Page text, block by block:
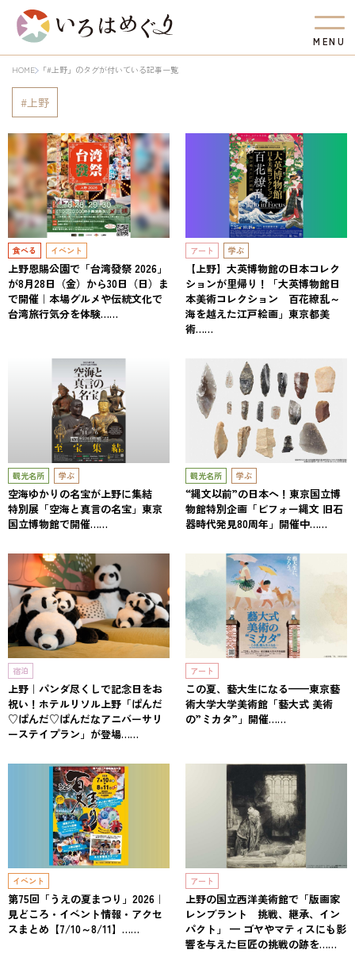
M EN U
HOME 「#上野」のタグが付いている記事一覧
上野
食べる イベント
上野恩賜公園で「台湾發祭 2026」
が8月28日（金）から30日（日）ま
で開催｜本場グルメや伝統文化で
台湾旅行気分を体験……
アート 学ぶ
【上野】大英博物館の日本コレク
ションが里帰り！「大英博物館日
本美術コレクション 百花繚乱～
海を越えた江戸絵画」東京都美
術……
観光名所 学ぶ
空海ゆかりの名宝が上野に集結
特別展「空海と真言の名宝」東京
国立博物館で開催……
観光名所 学ぶ
“縄文以前”の日本へ！東京国立博
物館特別企画「ビフォー縄文 旧石
器時代発見80周年」開催中……
宿泊
上野｜パンダ尽くしで記念日をお
祝い！ホテルリソル上野「ぱんだ
♡ぱんだ♡ぱんだなアニバーサリ
ーステイプラン」が登場……
アート
この夏、藝大生になる——東京藝
術大学大学美術館「藝大式 美術
の”ミカタ”」開催……
イベント
第75回「うえの夏まつり」2026｜
見どころ・イベント情報・アクセ
スまとめ【7/10～8/11】……
アート
上野の国立西洋美術館で「版画家
レンブラント 挑戦、継承、イン
パクト」 — ゴヤやマティスにも影
響を与えた巨匠の挑戦の跡を……